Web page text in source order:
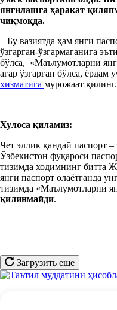
янгилашга ҳаракат
чиқмоқда.
– Бу вазиятда ҳам янги
ўзгарган-ўзгармаганига
бўлса, «Маълумотларни
агар ўзгарган бўлса, ёрдам
хизматига мурожаат қилинг.
Хулоса қиламиз:
Чет эллик қандай паспорт
Ўзбекистон фуқароси
тизимда ходимнинг битта
янги паспорт олаётганда
тизимда «Маълумотларни
қилинмайди.
Загрузить еще